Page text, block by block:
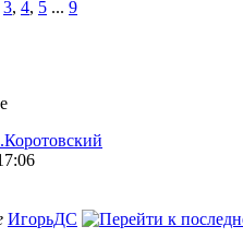
3, 4, 5 ... 9
ИгорьДС